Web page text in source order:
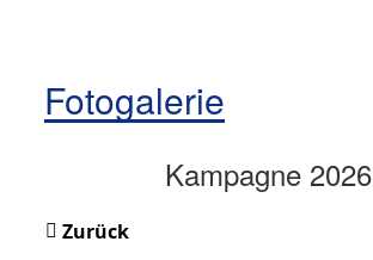
Fotogalerie
Kampagne 2026
Zurück